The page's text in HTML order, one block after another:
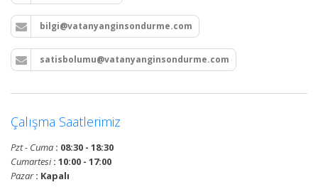
bilgi@vatanyanginsondurme.com
satisbolumu@vatanyanginsondurme.com
Çalışma Saatlerimiz
Pzt - Cuma : 08:30 - 18:30
Cumartesi: 10:00 - 17:00
Pazar: Kapalı